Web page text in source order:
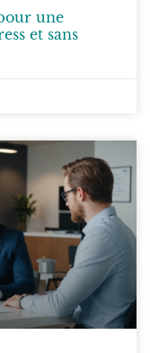
une
et sans